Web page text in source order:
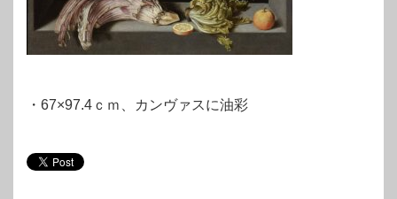
・67×97.4ｃｍ、カンヴァスに油彩